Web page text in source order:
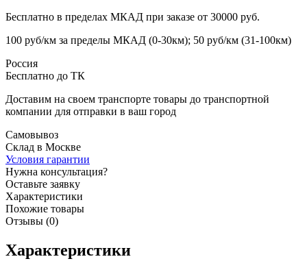
Бесплатно в пределах МКАД при заказе от 30000 руб.
100 руб/км за пределы МКАД (0-30км); 50 руб/км (31-100км)
Россия
Бесплатно до ТК
Доставим на своем транспорте товары до транспортной
компании для отправки в ваш город
Самовывоз
Склад в Москве
Условия гарантии
Нужна консультация?
Оставьте заявку
Характеристики
Похожие товары
Отзывы (0)
Характеристики